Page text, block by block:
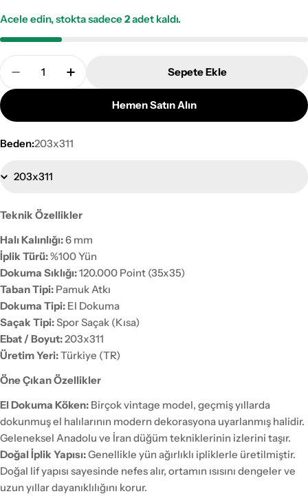
Acele edin, stokta sadece2adet kaldı.
Adet
Naar Vintage El Dokuma Yün Halı Adetini Azalt
Naar Vintage El Dokuma Yün Halı Adetini
Sepete Ekle
Hemen Satın Alın
Beden:203x311
Teknik Özellikler
Halı Kalınlığı:6 mm
İplik Türü:%100 Yün
Dokuma Sıklığı:120.000 Point (35x35)
Taban Tipi: Pamuk Atkı
Dokuma Tipi: El Dokuma
Saçak Tipi:Spor Saçak (Kısa)
Ebat / Boyut:203x311
Üretim Yeri:Türkiye (TR)
Öne Çıkan Özellikler
El Dokuma Köken: Birçok vintage model, geçmiş yıllarda
dokunmuş el halılarının modern dekorasyona uyarlanmış halidir.
Geleneksel Anadolu ve İran düğüm tekniklerinin izlerini taşır.
Doğal İplik Yapısı:Genellikle yün ağırlıklı ipliklerle üretilmiştir.
Doğal lif yapısı sayesinde nefes alır, ortamın ısısını dengeler ve
uzun yıllar dayanıklılığını korur.